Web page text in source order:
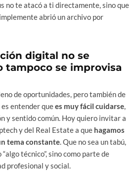
no te atacó a ti directamente, sino que
abrió un archivo por
digital no se
tampoco se improvisa
de oportunidades, pero también de
entender quees muy fácil cuidarse,
y sentido común. Hoy quiero invitar a
y del Real Estate a que hagamos
tema constante. Que no sea un tabú,
técnico”, sino como parte de
profesional y social.